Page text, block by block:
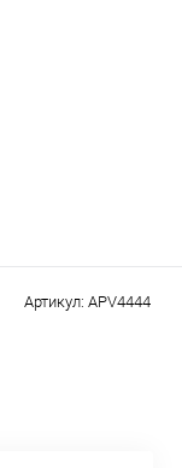
Артикул: APV4444